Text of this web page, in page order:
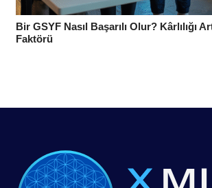
Bir GSYF Nasıl Başarılı Olur? Kârlılığı
Faktörü